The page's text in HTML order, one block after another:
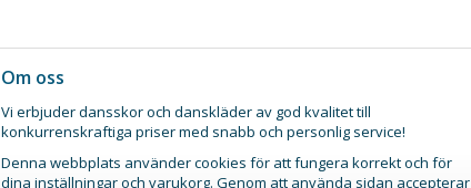
Om oss
Vi erbjuder dansskor och danskläder av god kvalitet till
konkurrenskraftiga priser med snabb och personlig service!
Denna webbplats använder cookies för att fungera korrekt och för
dina inställningar och varukorg. Genom att använda sidan accepterar